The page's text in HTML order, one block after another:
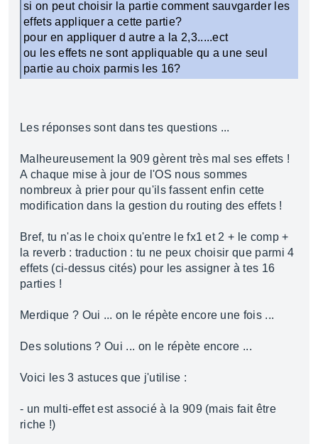
si on peut choisir la partie comment sauvgarder les
effets appliquer a cette partie?
pour en appliquer d autre a la 2,3.....ect
ou les effets ne sont appliquable qu a une seul
partie au choix parmis les 16?
Les réponses sont dans tes questions ...
Malheureusement la 909 gèrent très mal ses effets !
A chaque mise à jour de l'OS nous sommes
nombreux à prier pour qu'ils fassent enfin cette
modification dans la gestion du routing des effets !
Bref, tu n'as le choix qu'entre le fx1 et 2 + le comp +
la reverb : traduction : tu ne peux choisir que parmi 4
effets (ci-dessus cités) pour les assigner à tes 16
parties !
Merdique ? Oui ... on le répète encore une fois ...
Des solutions ? Oui ... on le répète encore ...
Voici les 3 astuces que j'utilise :
- un multi-effet est associé à la 909 (mais fait être
riche !)